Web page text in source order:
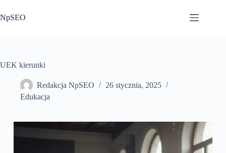
do
treści
NpSEO
UEK kierunki
Redakcja NpSEO
26 stycznia, 2025
Edukacja